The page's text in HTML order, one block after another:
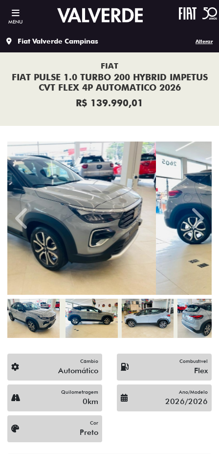
MENU
Fiat Valverde Campinas Alterar
FIAT
FIAT PULSE 1.0 TURBO 200 HYBRID IMPETUS
CVT FLEX 4P AUTOMATICO 2026
R$ 139.990,01
Previous Next
Câmbio
Automático
Combustível
Flex
Quilometragem
0km
Ano/Modelo
2026/2026
Cor
Preto